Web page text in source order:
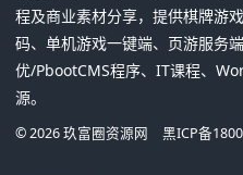
程及商业素材分享，提供棋牌游
码、单机游戏一键端、页游服务
优/PbootCMS程序、IT课程、
源。
©2026玖富圈资源网 黑ICP备